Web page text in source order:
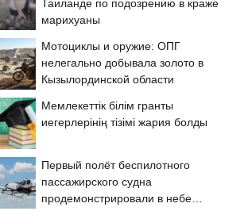
Таиланде по подозрению в краже
марихуаны
Мотоциклы и оружие: ОПГ
нелегально добывала золото в
Кызылординской области
Мемлекеттік білім гранты
иегерлерінің тізімі жария болды
Первый полёт беспилотного
пассажирского судна
продемонстрировали в небе